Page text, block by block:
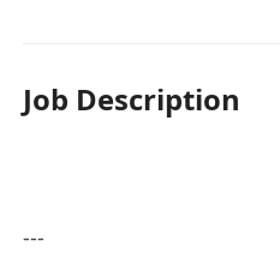
Job Description
---